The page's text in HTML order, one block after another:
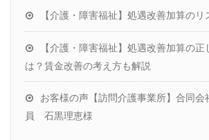
【介護・障害福祉】処遇改善加算の
【介護・障害福祉】処遇改善加算の
は？賃金改善の考え方も解説
お客様の声【訪問介護事業所】合同
員 石黒理恵様